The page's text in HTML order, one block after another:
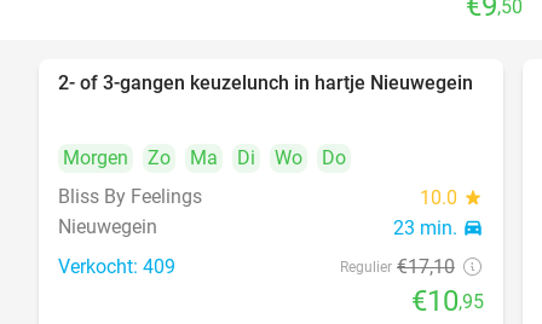
,50
36%
2- of 3-gangen keuzelunch in hartje Nieuwegein
Morgen Zo Ma Di Wo
Do
Bliss By Feelings
10.0 star
Nieuwegein 23 min. directions_car
Verkocht: 409 Regulier €17,10
€10,95